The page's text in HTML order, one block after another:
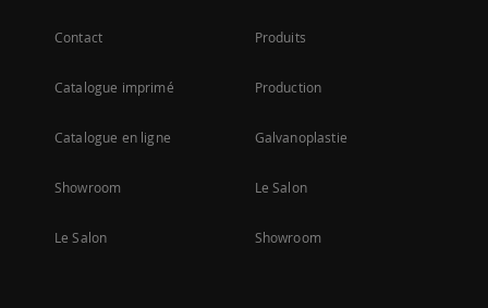
Contact
Catalogue imprimé
Catalogue en ligne
Showroom
Le Salon
Produits
Production
Galvanoplastie
Le Salon
Showroom